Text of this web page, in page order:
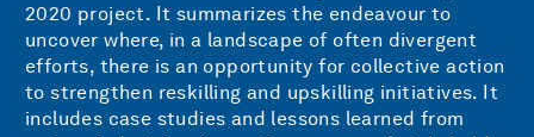
2020 project. It summarizes the endeavour to
uncover where, in a landscape of often divergent
efforts, there is an opportunity for collective action
to strengthen reskilling and upskilling initiatives. It
includes case studies and lessons learned from